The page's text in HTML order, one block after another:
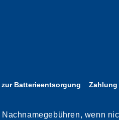
zur Batterieentsorgung Zahlung
wenn